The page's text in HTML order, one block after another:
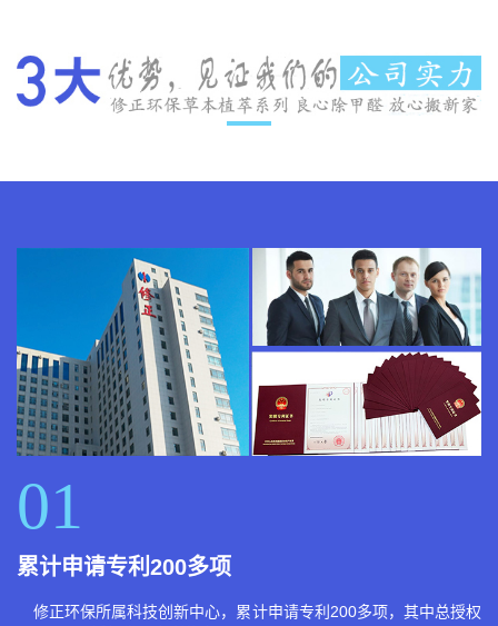
01
累计申请专利200多项
修正环保所属科技创新中心，累计申请专利200多项，其中总授权